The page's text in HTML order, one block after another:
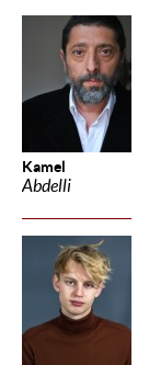
Kamel
Abdelli